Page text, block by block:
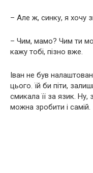
– Але ж, синку, я хочу
– Чим, мамо? Чим ти
кажу тобі, пізно вже.
Іван не був
цього. їй би піти,
смикала її за язик. Ну,
можна зробити і самій.